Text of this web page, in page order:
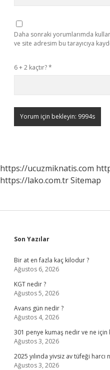
Daha sonraki yorumlarımda
ve site adresim bu tarayıcıya
6 + 2 kaçtır?*
https://ucuzmiknatis.com
https://lako.com.trSitemap
Sidebar
Son Yazılar
Bir at en fazla kaç kilodur ?
Ağustos 6, 2026
KGT nedir ?
Ağustos 5, 2026
Avans gün nedir ?
Ağustos 4, 2026
301 penye kumaş nedir ve ne için
Ağustos 3, 2026
2025 yılında yivsiz av tüfeği harcı
Ağustos 3, 2026